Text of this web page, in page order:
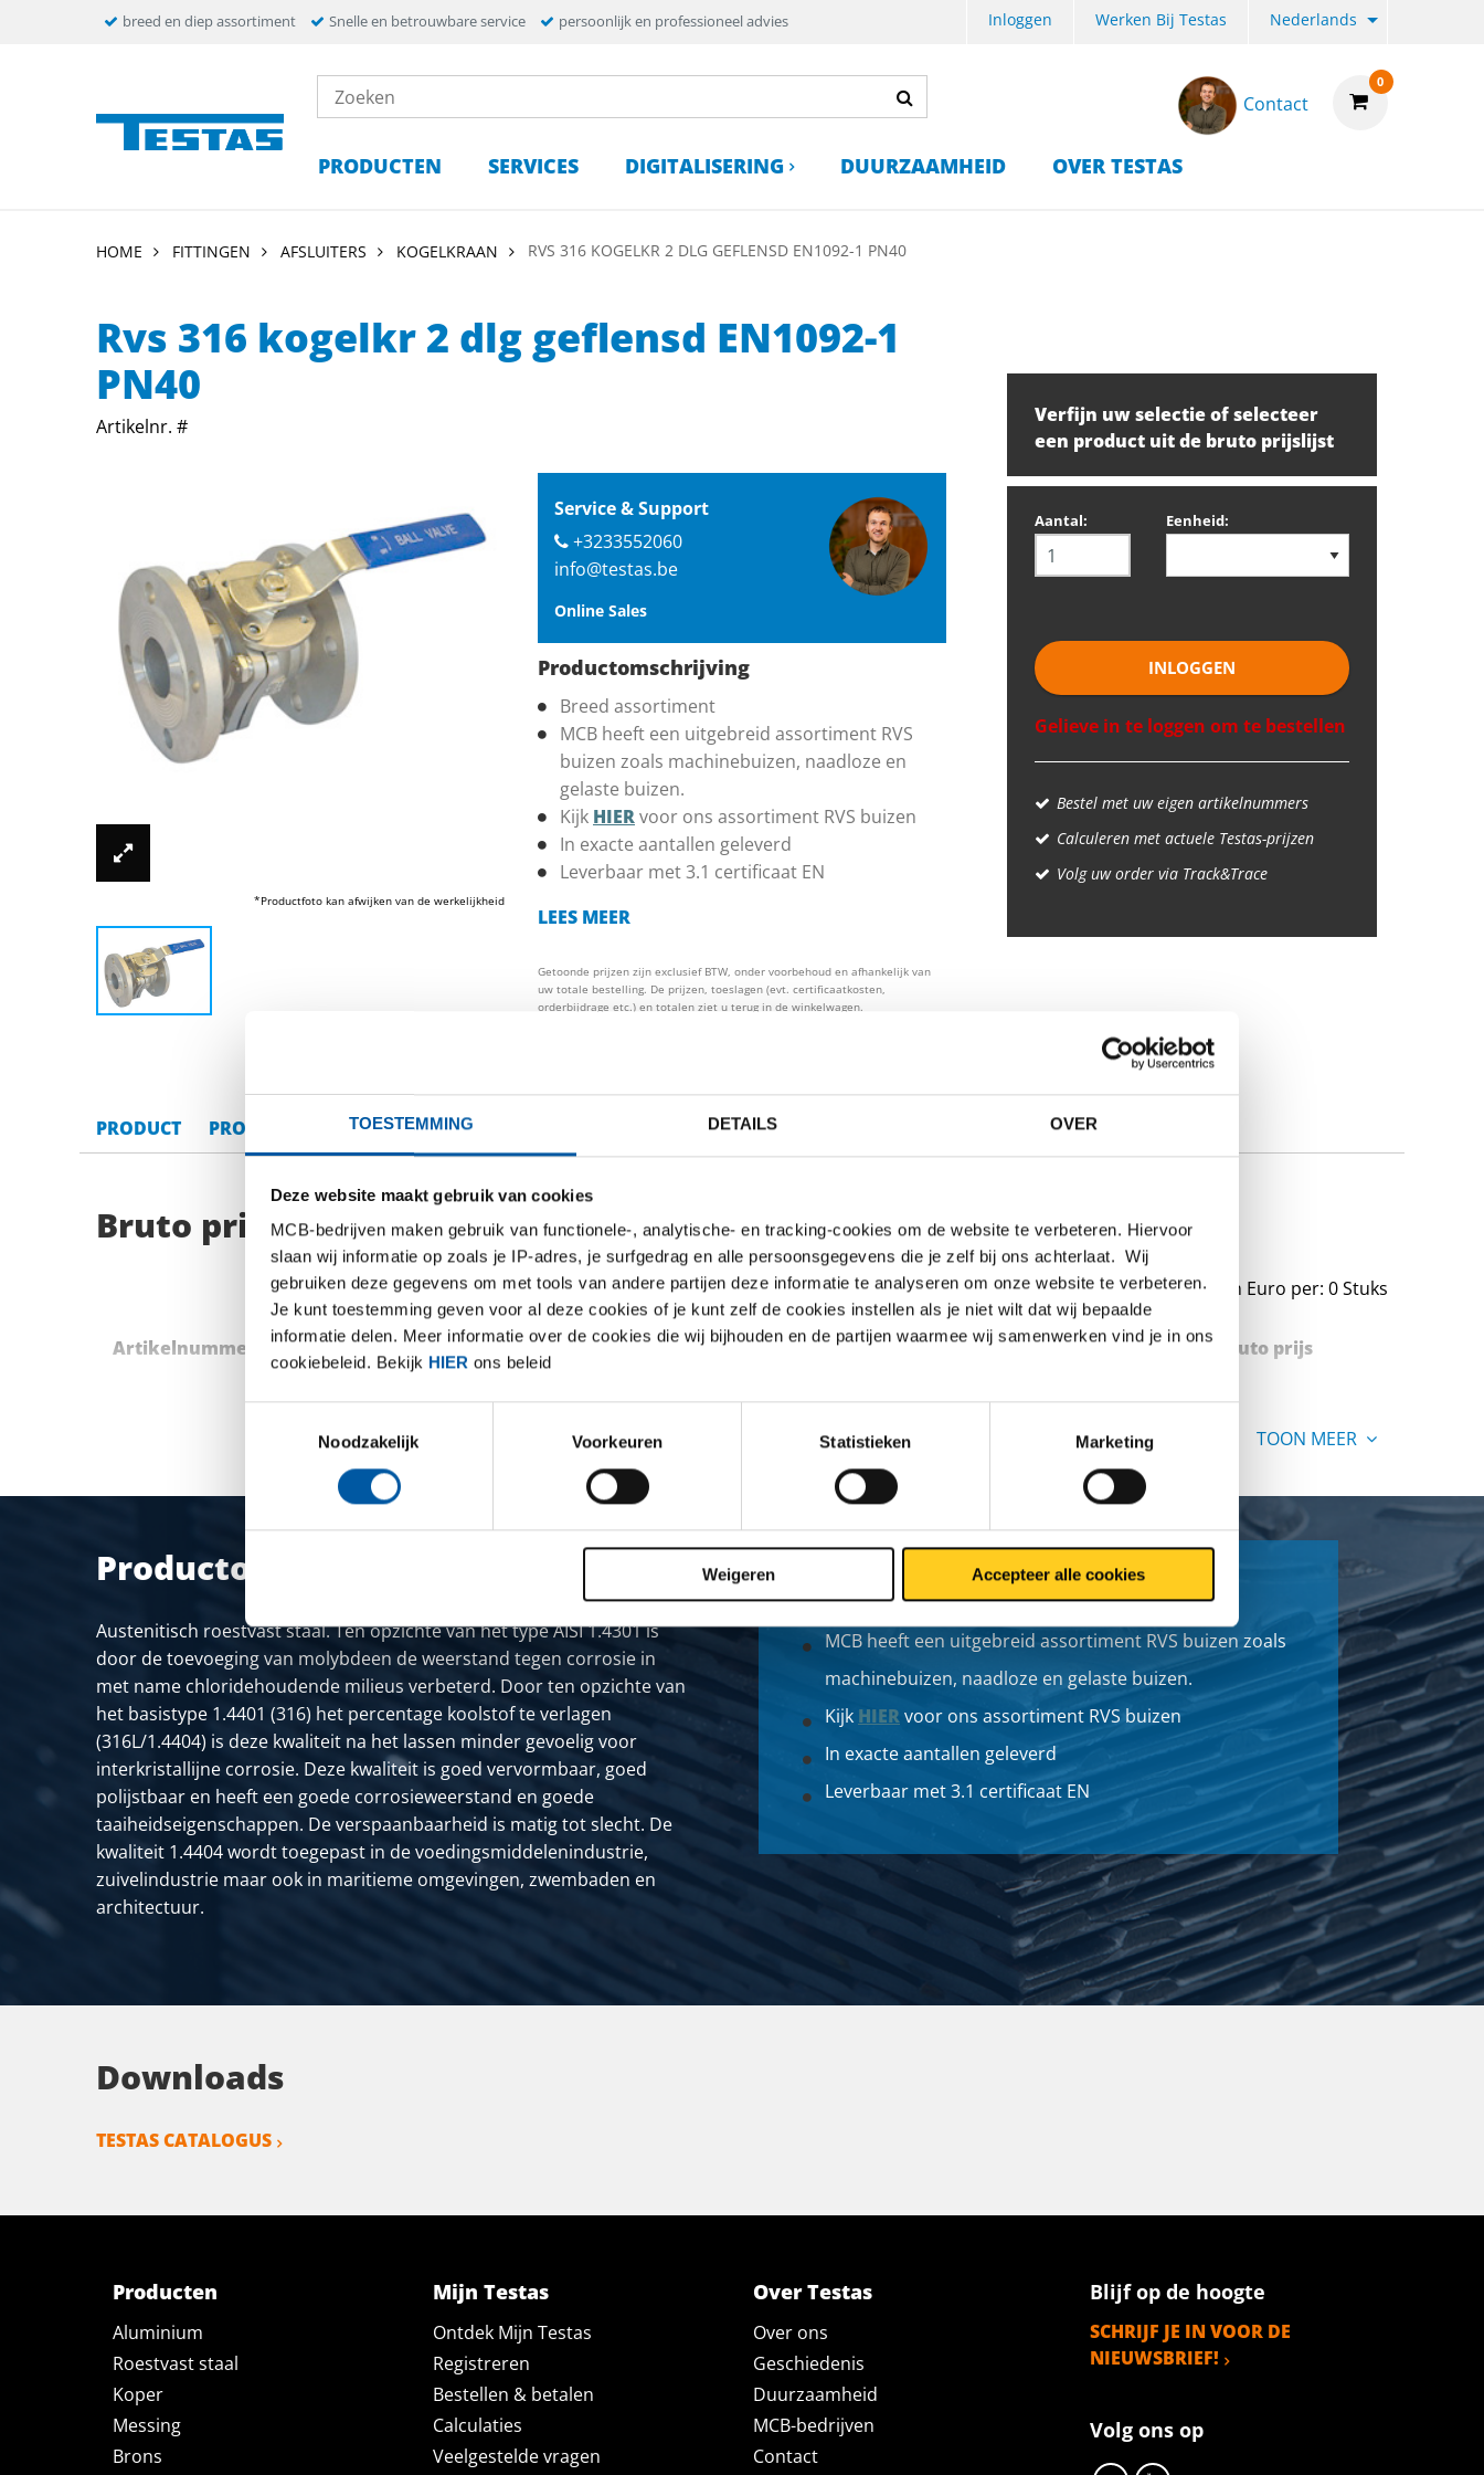
TOESTEMMING DETAILS OVER
Deze website maakt gebruik van cookies
MCB-bedrijven maken gebruik van functionele-, analytische- en tracking-cookies om de website te verbeteren. Hiervoor
slaan wij informatie op zoals je IP-adres, je surfgedrag en alle persoonsgegevens die je zelf bij ons achterlaat. Wij
gebruiken deze gegevens om met tools van andere partijen deze informatie te analyseren om onze website te verbeteren.
Je kunt toestemming geven voor al deze cookies of je kunt zelf de cookies instellen als je niet wilt dat wij bepaalde
informatie delen. Meer informatie over de cookies die wij bijhouden en de partijen waarmee wij samenwerken vind je in ons
cookiebeleid. Bekijk HIER ons beleid
Noodzakelijk
Voorkeuren Statistieken Marketing
Weigeren Accepteer alle cookies
breed en diep assortiment Snelle en betrouwbare service persoonlijk en professioneel advies Inloggen Werken Bij Testas Nederlands
0
Contact
PRODUCTEN SERVICES DIGITALISERING DUURZAAMHEID OVER TESTAS
HOME FITTINGEN AFSLUITERS KOGELKRAAN RVS 316 KOGELKR 2 DLG GEFLENSD EN1092-1 PN40
Rvs 316 kogelkr 2 dlg geflensd EN1092-1
PN40
Artikelnr. #
*Productfoto kan afwijken van de werkelijkheid
Service & Support
+3233552060
info@testas.be
Online Sales
Productomschrijving
Breed assortiment
MCB heeft een uitgebreid assortiment RVS
buizen zoals machinebuizen, naadloze en
gelaste buizen.
Kijk HIERvoor ons assortiment RVS buizen
In exacte aantallen geleverd
Leverbaar met 3.1 certificaat EN
LEES MEER
Getoonde prijzen zijn exclusief BTW, onder voorbehoud en afhankelijk van
uw totale bestelling. De prijzen, toeslagen (evt. certificaatkosten,
orderbijdrage etc.) en totalen ziet u terug in de winkelwagen.
Verfijn uw selectie of selecteer
een product uit de bruto prijslijst
Aantal: Eenheid:
INLOGGEN
Gelieve in te loggen om te bestellen
Bestel met uw eigen artikelnummers
Calculeren met actuele Testas-prijzen
Volg uw order via Track&Trace
PRODUCT PRODUCT OMSCHRIJVING BRUTO PRIJSLIJST DOWNLOADS
Bruto prijslijst: Rvs 316 kogelkr 2 dlg geflensd EN1092-1 PN40
Prijzen in Euro per: 0 Stuks
Artikelnummer Omschrijving Stuks gewicht in kg Bruto prijs
TOON MEER
Productomschrijving
Austenitisch roestvast staal. Ten opzichte van het type AISI 1.4301 is
door de toevoeging van molybdeen de weerstand tegen corrosie in
met name chloridehoudende milieus verbeterd. Door ten opzichte van
het basistype 1.4401 (316) het percentage koolstof te verlagen
(316L/1.4404) is deze kwaliteit na het lassen minder gevoelig voor
interkristallijne corrosie. Deze kwaliteit is goed vervormbaar, goed
polijstbaar en heeft een goede corrosieweerstand en goede
taaiheidseigenschappen. De verspaanbaarheid is matig tot slecht. De
kwaliteit 1.4404 wordt toegepast in de voedingsmiddelenindustrie,
zuivelindustrie maar ook in maritieme omgevingen, zwembaden en
architectuur.
Breed assortiment
MCB heeft een uitgebreid assortiment RVS buizen zoals
machinebuizen, naadloze en gelaste buizen.
Kijk HIERvoor ons assortiment RVS buizen
In exacte aantallen geleverd
Leverbaar met 3.1 certificaat EN
Downloads
TESTAS CATALOGUS
Producten
Aluminium
Roestvast staal
Koper
Messing
Brons
Mijn Testas
Ontdek Mijn Testas
Registreren
Bestellen & betalen
Calculaties
Veelgestelde vragen
Over Testas
Over ons
Geschiedenis
Duurzaamheid
MCB-bedrijven
Contact
Blijf op de hoogte
SCHRIJF JE IN VOOR DE
NIEUWSBRIEF!
Volg ons op